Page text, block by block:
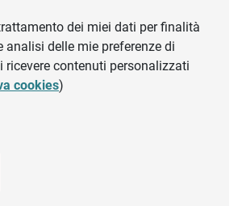
dei miei dati per finalità
analisi delle mie preferenze di
ricevere contenuti personalizzati
cookies)